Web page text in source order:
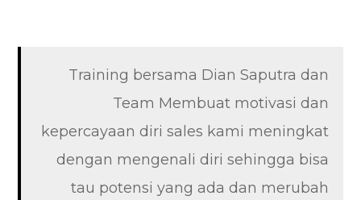
Training bersama Dian Saputra dan
Team Membuat motivasi dan
kepercayaan diri sales kami meningkat
dengan mengenali diri sehingga bisa
tau potensi yang ada dan merubah